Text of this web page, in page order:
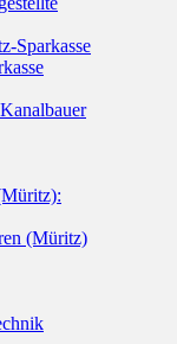
Sparkasse
(Müritz)